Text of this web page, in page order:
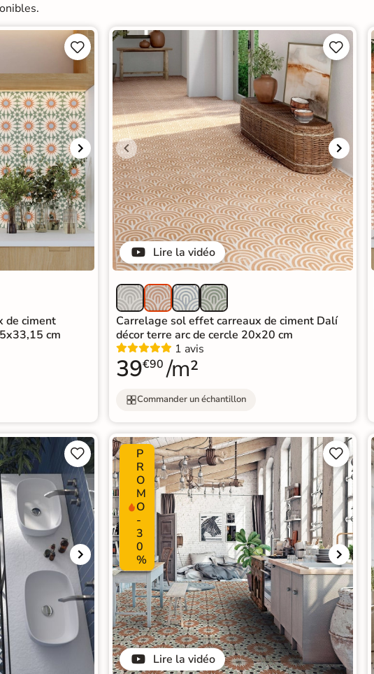


de ciment
cm
Lire la vidéo


Carrelage sol effet carreaux de ciment Dalí
décor terre arc de cercle 20x20 cm
1 avis
39€90 /m²
Commander un échantillon


Lire la vidéo
P
R
O
M
O
-
3
0
%

